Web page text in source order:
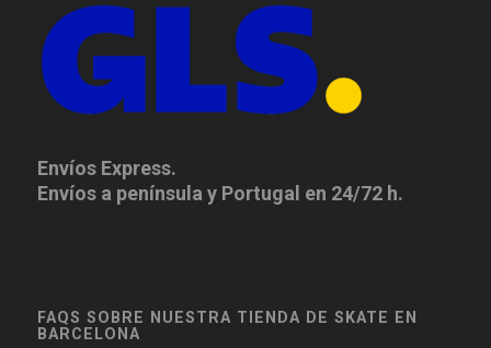
Envíos Express.
Envíos a península y Portugal en 24/72 h.
FAQS SOBRE NUESTRA TIENDA DE SKATE EN
BARCELONA